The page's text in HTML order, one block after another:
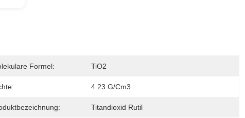
Formel: TiO2
4.23 G/cm3
Titandioxid Rutil